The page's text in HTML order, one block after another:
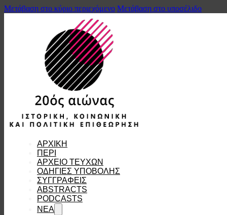
Μετάβαση στο κύριο περιεχόμενο Μετάβαση στο υποσέλιδο
ΑΡΧΙΚΗ
ΠΕΡΙ
ΑΡΧΕΙΟ ΤΕΥΧΩΝ
ΟΔΗΓΙΕΣ ΥΠΟΒΟΛΗΣ
ΣΥΓΓΡΑΦΕΙΣ
ABSTRACTS
PODCASTS
ΝΕΑ